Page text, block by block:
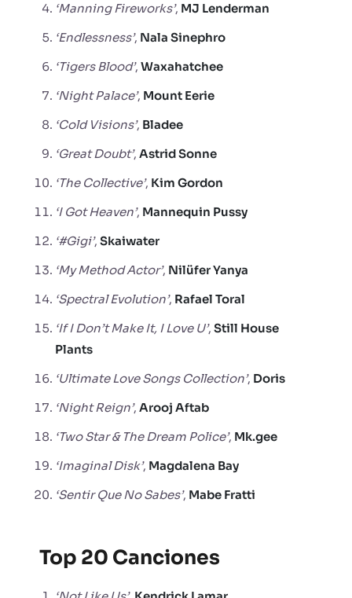
‘Manning Fireworks’, MJ Lenderman
‘Endlessness’, Nala Sinephro
‘Tigers Blood’, Waxahatchee
‘Night Palace’, Mount Eerie
‘Cold Visions’, Bladee
‘Great Doubt’, AstridSonne
‘The Collective’, Kim Gordon
‘I Got Heaven’, Mannequin Pussy
‘#Gigi’, Skaiwater
‘My Method Actor’, NilüferYanya
‘Spectral Evolution’, Rafael Toral
‘If I Don’t Make It, I Love U’, Still House
Plants
‘Ultimate Love Songs Collection’, Doris
‘Night Reign’, Arooj Aftab
‘Two Star & The Dream Police’, Mk.gee
‘Imaginal Disk’, Magdalena Bay
‘Sentir Que No Sabes’, Mabe Fratti
Top 20 Canciones